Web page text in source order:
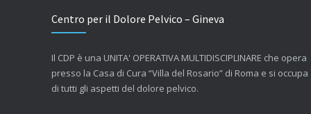
Centro per il Dolore Pelvico – Gineva
Il CDP è una UNITA' OPERATIVA MULTIDISCIPLINARE che opera
presso la Casa di Cura “Villa del Rosario” di Roma e si occupa
di tutti gli aspetti del dolore pelvico.